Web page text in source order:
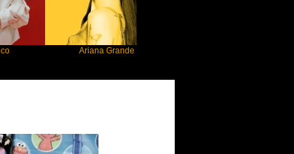
Ariana Grande